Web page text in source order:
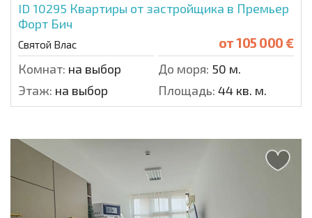
ID 10295 Квартиры от застройщика в Премьер
Форт Бич
Святой Влас от105 000 €
Комнат: на выбор До моря: 50 м.
Этаж: на выбор Площадь: 44 кв. м.